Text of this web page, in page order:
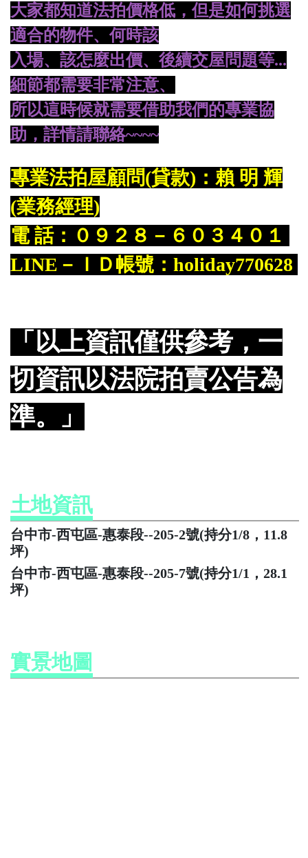
大家都知道法拍價格低，但是如何挑選
適合的物件、何時該
入場、 該怎麼出價、後續交屋問題等...
細節都需要非常注意、
所以這時候就需要借助我們的專業協
助，詳情請聯絡~~~~
專業法拍屋顧問(貸款)：賴 明 輝
(業務經理)
電 話：０９２８－６０３４０１
LINE－ＩＤ帳號：holiday770628
「以上資訊僅供參考，一
切資訊以法院拍賣公告為
準。」
土地資訊
台中市-西屯區-惠泰段--205-2號(持分1/8，11.8
坪)
台中市-西屯區-惠泰段--205-7號(持分1/1，28.1
坪)
實景地圖